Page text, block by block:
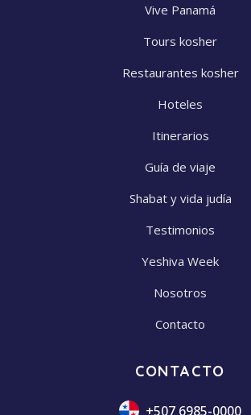
Vive Panamá
Tours kosher
Restaurantes kosher
Hoteles
Itinerarios
Guía de viaje
Shabat y vida judía
Testimonios
Yeshiva Week
Nosotros
Contacto
CONTACTO
+507 6985-0000